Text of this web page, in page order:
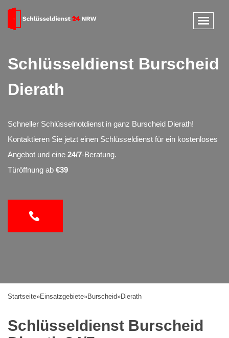
Schlüsseldienst Burscheid
Dierath
Schneller Schlüsselnotdienst in ganz Burscheid Dierath!
Kontaktieren Sie jetzt einen Schlüsseldienst für ein kostenloses
Angebot und eine 24/7-Beratung.
Türöffnung ab €39
Startseite»Einsatzgebiete»Burscheid»Dierath
Schlüsseldienst Burscheid